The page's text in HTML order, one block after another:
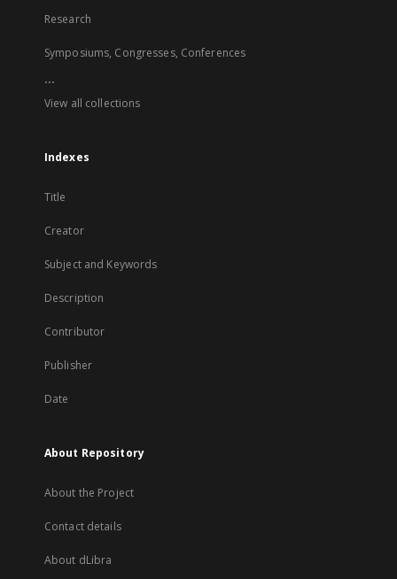
Research
Symposiums, Congresses, Conferences
...
View all collections
Indexes
Title
Creator
Subject and Keywords
Description
Contributor
Publisher
Date
About Repository
About the Project
Contact details
About dLibra